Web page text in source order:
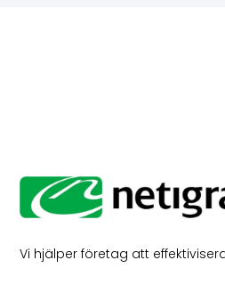
Vi hjälper företag att